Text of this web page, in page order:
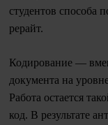
студентов способа
рерайт.
Кодирование —
документа на
Работа остается
код. В результате